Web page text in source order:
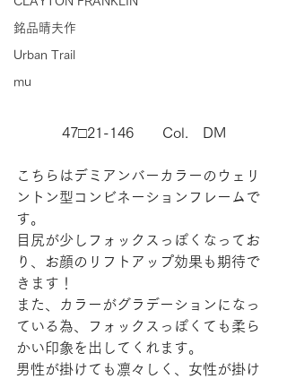
銘品晴夫作
Urban Trail
mu
47□21-146　　Col.　DM
こちらはデミアンバーカラーのウェリ
ントン型コンビネーションフレームで
す。
目尻が少しフォックスっぽくなってお
り、お顔のリフトアップ効果も期待で
きます！
また、カラーがグラデーションになっ
ている為、フォックスっぽくても柔ら
かい印象を出してくれます。
男性が掛けても凛々しく、女性が掛け